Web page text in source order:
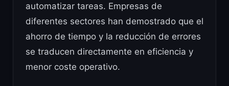
automatizar tareas. Empresas de
diferentes sectores han demostrado que el
ahorro de tiempo y la reducción de errores
se traducen directamente en eficiencia y
menor coste operativo.